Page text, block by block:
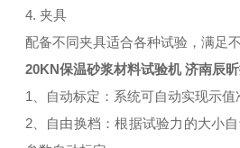
4. 夹具
配备不同夹具适合各种试验，满足
20KN保温砂浆材料试验机 济南辰
1、自动标定：系统可自动实现示
2、自由换档：根据试验力的大小